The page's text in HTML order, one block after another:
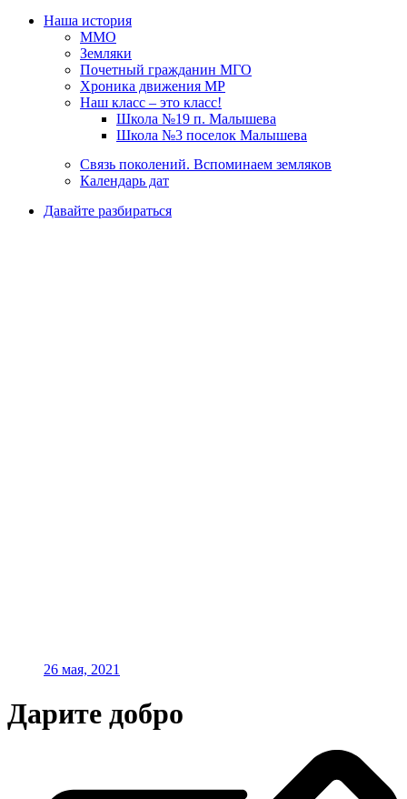
Наша история
ММО
Земляки
Почетный гражданин МГО
Хроника движения МР
Наш класс – это класс!
Школа №19 п. Малышева
Школа №3 поселок Малышева
Связь поколений. Вспоминаем земляков
Календарь дат
Давайте разбираться
26 мая, 2021
Дарите добро